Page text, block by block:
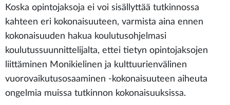
Koska opintojaksoja ei voi sisällyttää tutkinnossa
kahteen eri kokonaisuuteen, varmista aina ennen
kokonaisuuden hakua koulutusohjelmasi
koulutussuunnittelijalta, ettei tietyn opintojaksojen
liittäminen Monikielinen ja kulttuurienvälinen
vuorovaikutusosaaminen -kokonaisuuteen aiheuta
ongelmia muissa tutkinnon kokonaisuuksissa.